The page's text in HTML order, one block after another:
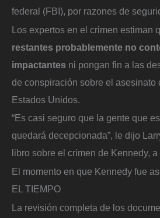
federal (FBI), por razones de
Los expertos en el crimen estiman
restantes probablemente no
impactantes ni pongan fin a las
de conspiración sobre el asesinato
Estados Unidos.
“Es casi seguro que la gente que
quedará decepcionada”, le dijo
libro sobre el crimen de Kennedy, a
El momento en que Kennedy fue
EL TIEMPO
La revisión completa de los